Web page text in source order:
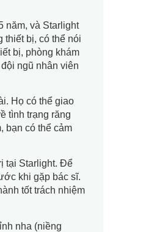
năm, và Starlight
thiết bị, có thể nói
bị, phòng khám
ngũ nhân viên
Họ có thể giao
tình trạng răng
bạn có thể cảm
tại Starlight. Để
khi gặp bác sĩ.
tốt trách nhiệm
nha (niềng